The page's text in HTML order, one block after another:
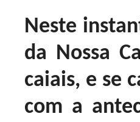
Neste
da Nossa
caiais, e se
com a